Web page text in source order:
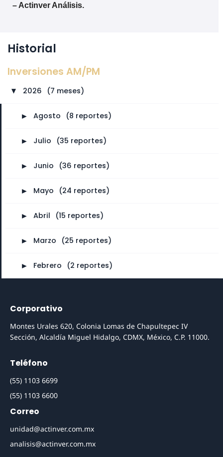
– Actinver Análisis.
Historial
Inversiones AM/PM
► 2026 (7 meses)
► Agosto (8 reportes)
► Julio (35 reportes)
► Junio (36 reportes)
► Mayo (24 reportes)
► Abril (15 reportes)
► Marzo (25 reportes)
► Febrero (2 reportes)
Corporativo
Montes Urales 620, Colonia Lomas de Chapultepec IV
Sección, Alcaldía Miguel Hidalgo, CDMX, México, C.P. 11000.
Teléfono
(55) 1103 6699
(55) 1103 6600
Correo
unidad@actinver.com.mx
analisis@actinver.com.mx